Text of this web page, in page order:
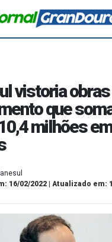
vistoria
que
milhões
16/02/2022 | Atualizado em: